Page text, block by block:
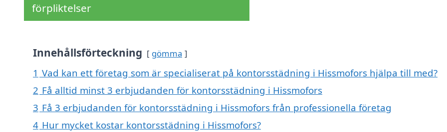
förpliktelser
Innehållsförteckning gömma
1 Vad kan ett företag som är specialiserat på kontorsstädning i Hissmofors hjälpa till med?
2 Få alltid minst 3 erbjudanden för kontorsstädning i Hissmofors
3 Få 3 erbjudanden för kontorsstädning i Hissmofors från professionella företag
4 Hur mycket kostar kontorsstädning i Hissmofors?